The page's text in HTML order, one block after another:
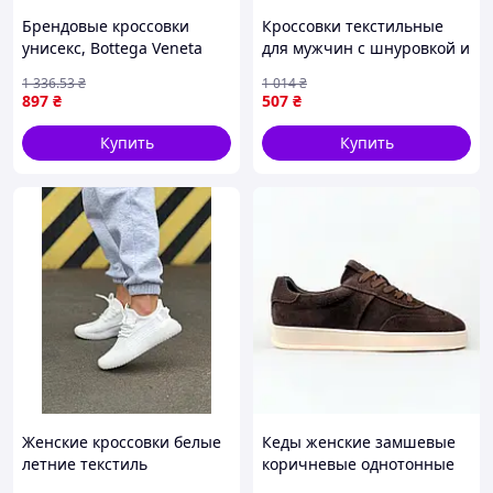
Брендовые кроссовки
унисекс, Bottega Veneta
36
897 ₴
1 336.53₴
Купить
Кроссовки текстильные
для мужчин с шнуровкой и
повседневной носки
синего цвета
507 ₴
1 014₴
Купить
Женские кроссовки белые
летние текстиль
Кеды женские замшевые
коричневые однотонные